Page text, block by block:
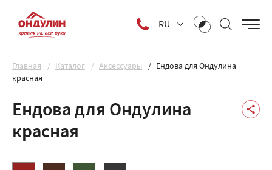
RU
Главная Каталог Аксессуары
Ендова для Ондулина
красная
Ендова для Ондулина
красная